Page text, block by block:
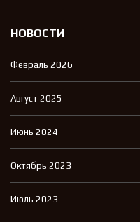
НОВОСТИ
Февраль 2026
Август 2025
Июнь 2024
Октябрь 2023
Июль 2023